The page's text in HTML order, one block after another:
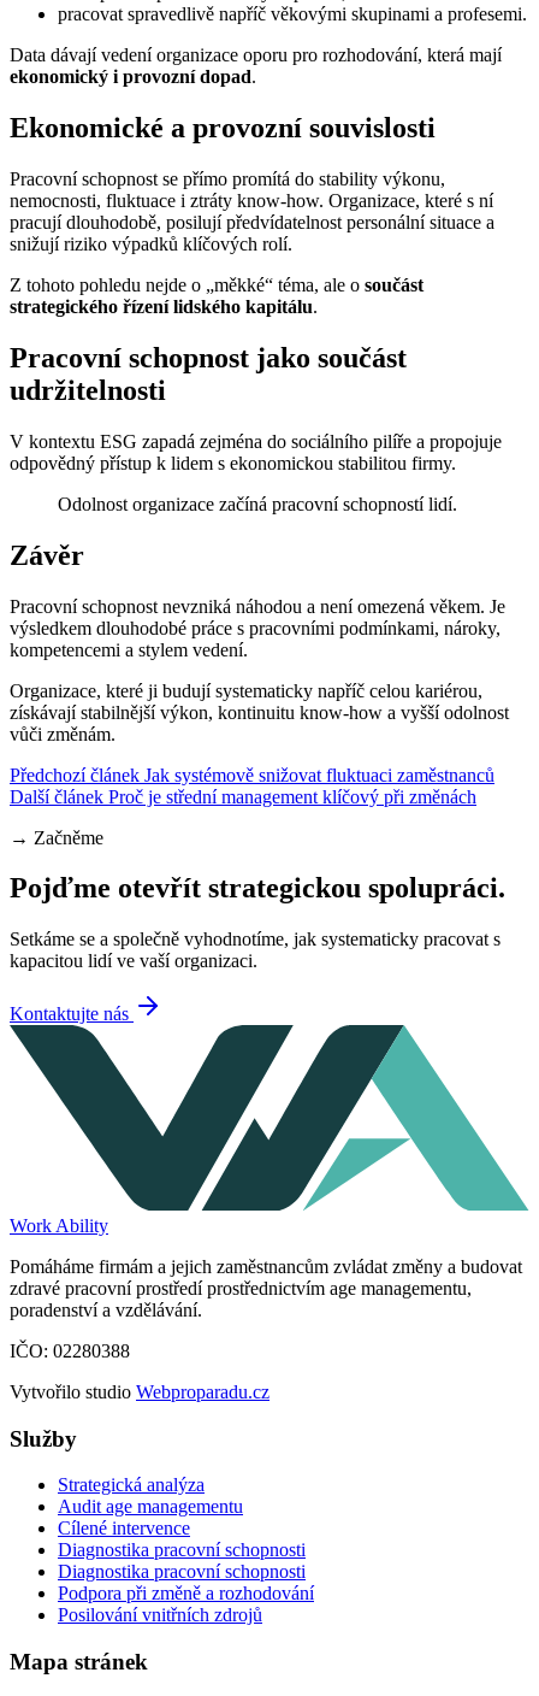
pracovat spravedlivě napříč věkovými skupinami a profesemi.
Data dávají vedení organizace oporu pro rozhodování, která mají
ekonomický i provozní dopad.
Ekonomické a provozní souvislosti
Pracovní schopnost se přímo promítá do stability výkonu,
nemocnosti, fluktuace i ztráty know-how. Organizace, které s ní
pracují dlouhodobě, posilují předvídatelnost personální situace a
snižují riziko výpadků klíčových rolí.
Z tohoto pohledu nejde o „měkké“ téma, ale o součást
strategického řízení lidského kapitálu.
Pracovní schopnost jako součást
udržitelnosti
V kontextu ESG zapadá zejména do sociálního pilíře a propojuje
odpovědný přístup k lidem s ekonomickou stabilitou firmy.
Odolnost organizace začíná pracovní schopností lidí.
Závěr
Pracovní schopnost nevzniká náhodou a není omezená věkem. Je
výsledkem dlouhodobé práce s pracovními podmínkami, nároky,
kompetencemi a stylem vedení.
Organizace, které ji budují systematicky napříč celou kariérou,
získávají stabilnější výkon, kontinuitu know-how a vyšší odolnost
vůči změnám.
Předchozí článek Jak systémově snižovat fluktuaci zaměstnanců
Další článek Proč je střední management klíčový při změnách
→ Začněme
Pojďme otevřít strategickou spolupráci.
Setkáme se a společně vyhodnotíme, jak systematicky pracovat s
kapacitou lidí ve vaší organizaci.
Kontaktujte nás
Work Ability
Pomáháme firmám a jejich zaměstnancům zvládat změny a budovat
zdravé pracovní prostředí prostřednictvím age managementu,
poradenství a vzdělávání.
IČO: 02280388
Vytvořilo studio Webproparadu.cz
Služby
Strategická analýza
Audit age managementu
Cílené intervence
Diagnostika pracovní schopnosti
Diagnostika pracovní schopnosti
Podpora při změně a rozhodování
Posilování vnitřních zdrojů
Mapa stránek